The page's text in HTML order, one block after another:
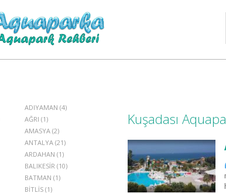
ADIYAMAN (4)
AĞRI (1)
AMASYA (2)
ANTALYA (21)
ARDAHAN (1)
BALIKESİR (10)
BATMAN (1)
BİTLİS (1)
Kuşadası